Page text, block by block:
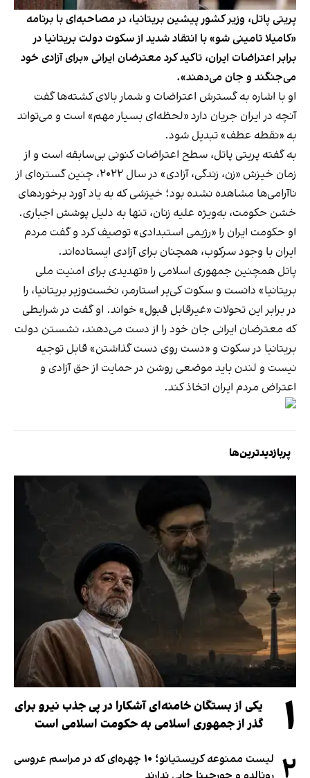
پریتی پاتل، وزیر کشور پیشین بریتانیا، در مصاحبه‌ای با برنامه
«کامیلا تامینی شو» با انتقاد شدید از سکوت دولت بریتانیا در
برابر اعتراضات ایران، تاکید کرد معترضان ایرانی «برای آزادی خود
می‌جنگند و جان می‌دهند».
او با اشاره به گسترش اعتراضات و شمار بالای کشته‌ها گفت
آنچه در ایران جریان دارد «لحظه‌ای بسیار مهم» است و می‌تواند
به «نقطه عطف» تبدیل شود.
به گفته پریتی پاتل، سطح اعتراضات کنونی بی‌سابقه است و از
زمان خیزش «زن، زندگی، آزادی» در سال ۲۰۲۲، چنین گستره‌ای از
ناآرامی‌ها مشاهده نشده بود؛ خیزشی که به یاد آورد برخوردهای
خشن حکومت، به‌ویژه علیه زنان، تنها به دلیل پوشش اجباری.
او حکومت ایران را «رژیمی استبدادی» توصیف کرد و گفت مردم
ایران با وجود سرکوب، همچنان برای آزادی ایستاده‌اند.
پاتل همچنین جمهوری اسلامی را «تهدیدی برای امنیت ملی
بریتانیا» دانست و سکوت کی‌یر استارمر، نخست‌وزیر بریتانیا، را
در برابر این تحولات «غیرقابل قبول» خواند. او گفت در شرایطی
که معترضان ایرانی جان خود را از دست می‌دهند، نشستن دولت
بریتانیا در سکوت و «دست روی دست گذاشتن» قابل توجیه
نیست و لندن باید موضعی روشن در حمایت از حق آزادی و
اعتراض مردم ایران اتخاذ کند.
پربازدیدترین‌ها
۱
یکی از بستگان خامنه‌ای آشکارا در پی جذب نیرو برای
گذر از جمهوری اسلامی به حکومت اسلامی است
لیست ممنوعه کریستیانو؛ ۱۰ چهره‌ای که در مراسم عروسی